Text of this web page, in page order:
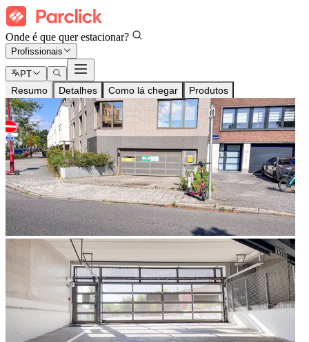
Onde é que quer estacionar?
Profissionais
PT
Resumo Detalhes Como lá chegar Produtos